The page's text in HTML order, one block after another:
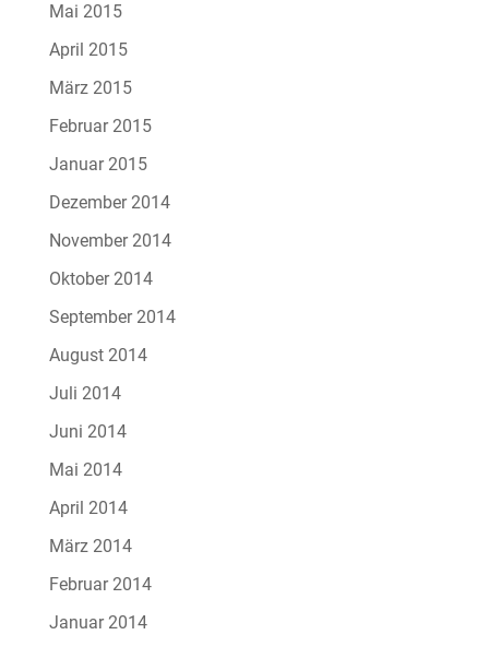
Mai 2015
April 2015
März 2015
Februar 2015
Januar 2015
Dezember 2014
November 2014
Oktober 2014
September 2014
August 2014
Juli 2014
Juni 2014
Mai 2014
April 2014
März 2014
Februar 2014
Januar 2014